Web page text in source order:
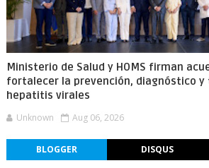
Ministerio de Salud y HOMS firman
fortalecer la prevención, diagnóstico
hepatitis virales
Unknown Aug 06, 2026
BLOGGER DISQUS